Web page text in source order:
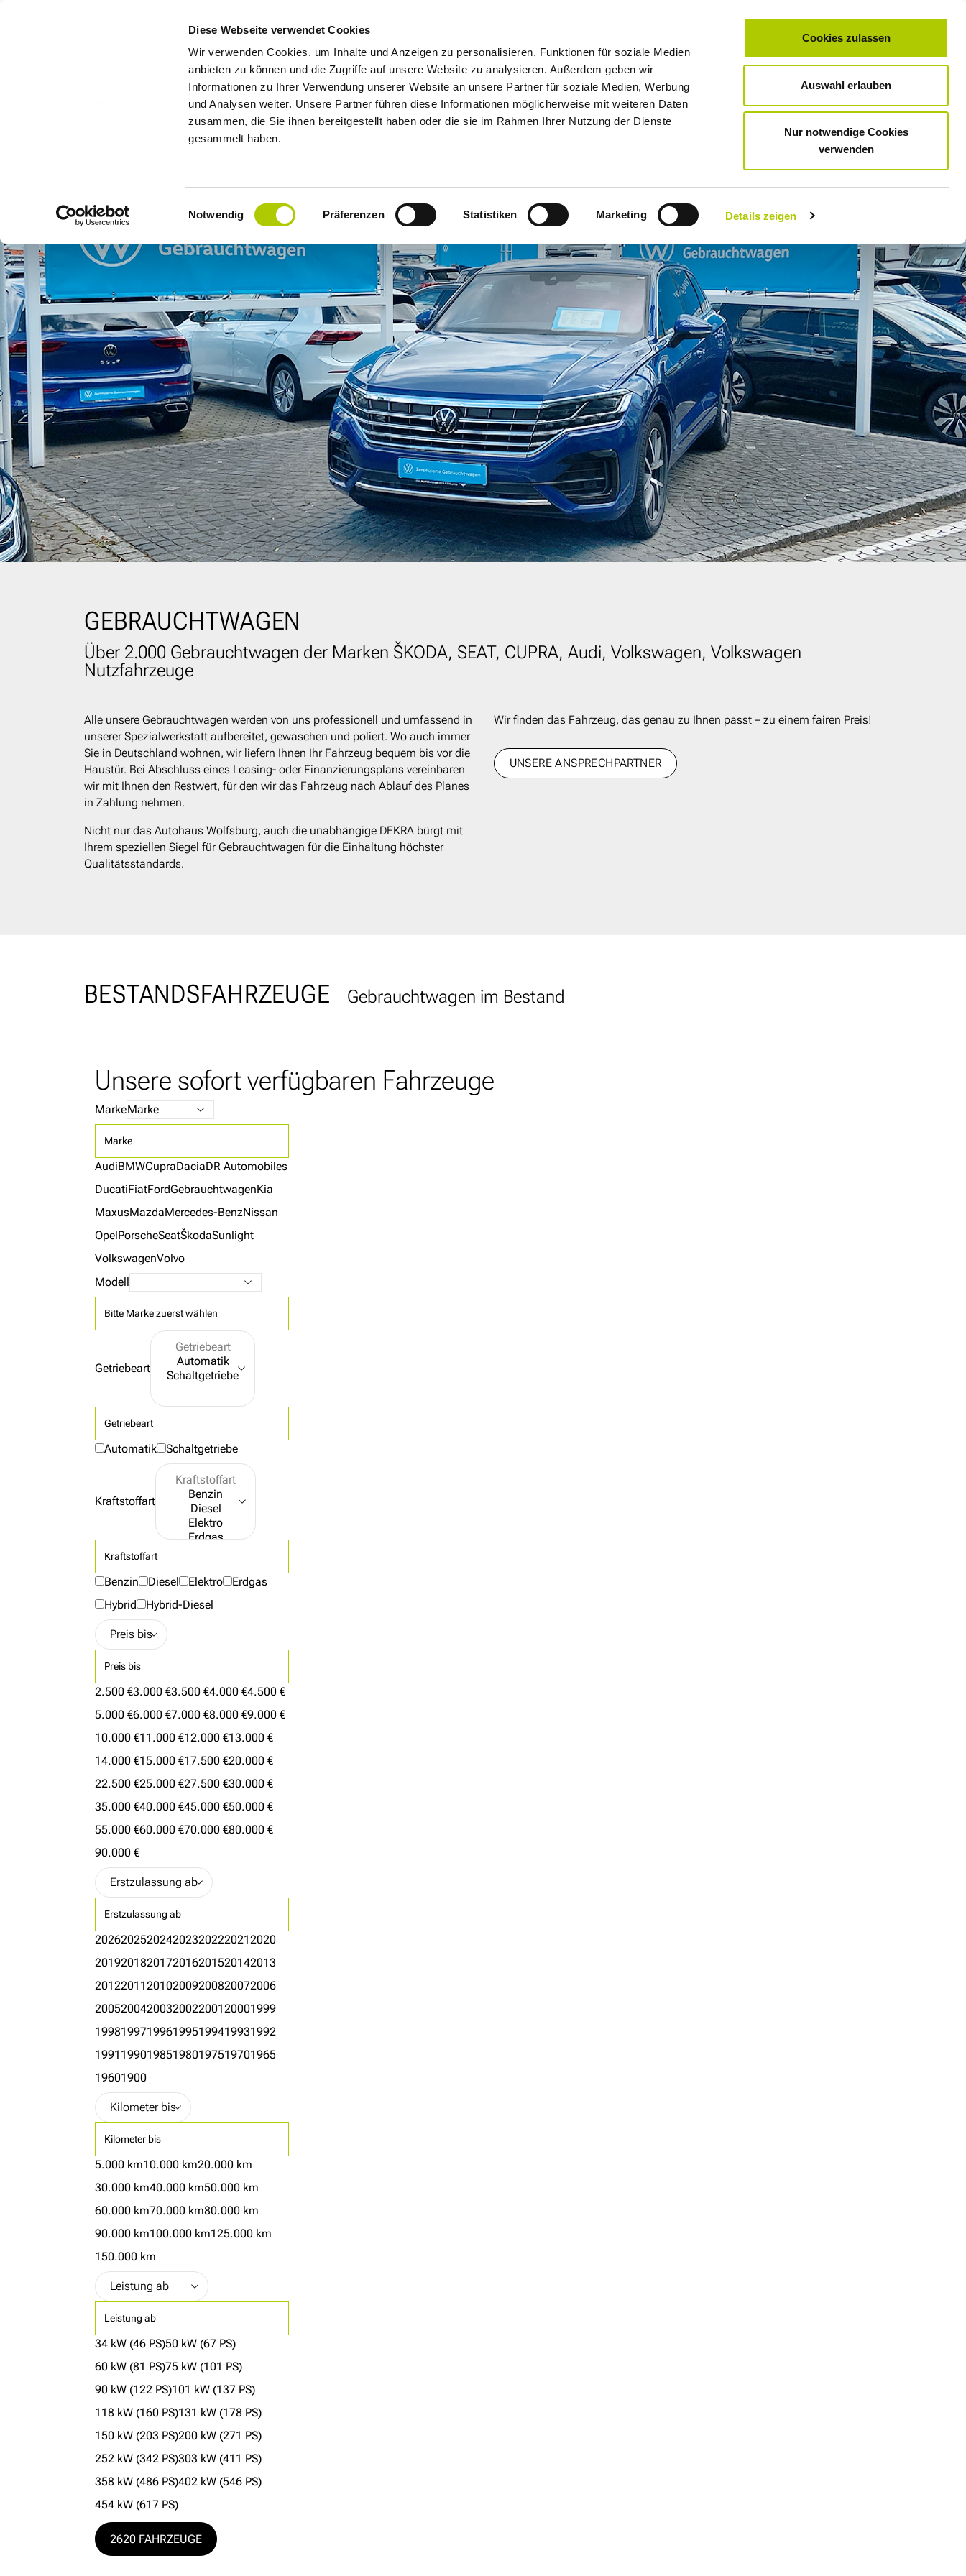
Diese Webseite verwendet Cookies
Wir verwenden Cookies, um Inhalte und Anzeigen zu personalisieren, Funktionen für soziale Medien
anbieten zu können und die Zugriffe auf unsere Website zu analysieren. Außerdem geben wir
Informationen zu Ihrer Verwendung unserer Website an unsere Partner für soziale Medien, Werbung
und Analysen weiter. Unsere Partner führen diese Informationen möglicherweise mit weiteren Daten
zusammen, die Sie ihnen bereitgestellt haben oder die sie im Rahmen Ihrer Nutzung der Dienste
gesammelt haben.
Einwilligungsauswahl
Notwendig Präferenzen Statistiken Marketing Details zeigen
Cookies zulassen
Auswahl erlauben
Nur notwendige Cookies
verwenden
05361 204-0 Standorte & Öffnungszeiten Kontakt Karriere
ANGEBOTE FAHRZEUGE CARAVANING MOBILITYLIVE SERVICE GEWERBE­KUNDEN
GEBRAUCHTWAGEN
Über 2.000 Gebrauchtwagen der Marken ŠKODA, SEAT, CUPRA, Audi, Volkswagen, Volkswagen
Nutzfahrzeuge
Alle unsere Gebrauchtwagen werden von uns professionell und umfassend in
unserer Spezialwerkstatt aufbereitet, gewaschen und poliert. Wo auch immer
Sie in Deutschland wohnen, wir liefern Ihnen Ihr Fahrzeug bequem bis vor die
Haustür. Bei Abschluss eines Leasing- oder Finanzierungsplans vereinbaren
wir mit Ihnen den Restwert, für den wir das Fahrzeug nach Ablauf des Planes
in Zahlung nehmen.
Nicht nur das Autohaus Wolfsburg, auch die unabhängige DEKRA bürgt mit
Ihrem speziellen Siegel für Gebrauchtwagen für die Einhaltung höchster
Qualitätsstandards.
Wir finden das Fahrzeug, das genau zu Ihnen passt – zu einem fairen Preis!
UNSERE ANSPRECHPARTNER
BESTANDSFAHRZEUGE Gebrauchtwagen im Bestand
Unsere sofort verfügbaren Fahrzeuge
Marke
Marke
AudiBMWCupraDaciaDR Automobiles
DucatiFiatFordGebrauchtwagenKia
MaxusMazdaMercedes-BenzNissan
Opel PorscheSeatŠkodaSunlight
VolkswagenVolvo
Modell
Bitte Marke zuerst wählen
Getriebeart
Getriebeart
Automatik Schaltgetriebe
Kraftstoffart
Kraftstoffart
Benzin Diesel Elektro
Erdgas
Hybrid
Hybrid-Diesel
Preis bis
2.500 €3.000 €3.500 €4.000 €4.500 €
5.000 €6.000 €7.000 €8.000 €9.000 €
10.000 €11.000 €12.000 €13.000 €
14.000 €15.000 €17.500 €20.000 €
22.500 €25.000 €27.500 €30.000 €
35.000 €40.000 €45.000 €50.000 €
55.000 €60.000 €70.000 €80.000 €
90.000 €
Erstzulassung ab
2026202520242023202220212020
2019201820172016201520142013
2012201120102009200820072006
2005200420032002200120001999
1998199719961995199419931992
1991 199019851980197519701965
19601900
Kilometer bis
5.000 km10.000 km20.000 km
30.000 km40.000 km50.000 km
60.000 km70.000 km80.000 km
90.000 km100.000 km125.000 km
150.000 km
Leistung ab
34 kW (46 PS)50 kW (67 PS)
60 kW (81 PS)75 kW (101 PS)
90 kW (122 PS)101 kW (137 PS)
118 kW (160 PS)131 kW (178 PS)
150 kW (203 PS)200 kW (271 PS)
252 kW (342 PS)303 kW (411 PS)
358 kW (486 PS)402 kW (546 PS)
454 kW (617 PS)
L
A
2620 FAHRZEUGE